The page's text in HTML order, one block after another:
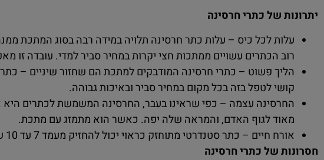
יתרונות של כתרי חרסינה
עלות לכל כיס – עלות כתר חרסינה תלויה במידה רבה בסוג המתכת
רוב הכתרים עשויים ממתכות חצי יקרות במחיר סביר למדי. עובדה
הליך פשוט – כתרי חרסינה המודבקים למתכת הם שחזור שיניים – כתר
קושי לטפל בזה בכל מקום במחיר סביר ובאיכות גבוהה.
החרסינה עצמה – כפי שראינו בעבר, החרסינה המשמשת לכתרים היא
מאוד לגוף האדם, והמראה שלה יפה. כאשר הוא מתמזג עם מתכת.
אורח חיים – כתר סטנדרטי מתוחזק כראוי יכול להחזיק מעמד 7 עד 10 שנים ללא בעיות, לפעמים יותר.
חסרונות של כתרי חרסינה